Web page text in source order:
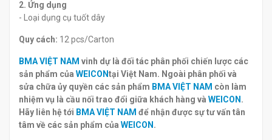
2. Ứng dụng
- Loại dụng cụ tuốt dây
Quy cách: 12 pcs/Carton
BMA VIỆT NAM vinh dự là đối tác phân phối chiến lược các
sản phẩm của WEICONtại Việt Nam. Ngoài phân phối và
sửa chữa ủy quyền các sản phẩm BMA VIỆT NAM còn làm
nhiệm vụ là cầu nối trao đổi giữa khách hàng và WEICON .
Hãy liên hệ tới BMA VIỆT NAM để nhận được sự tư vấn tân
tâm về các sản phẩm của WEICON .